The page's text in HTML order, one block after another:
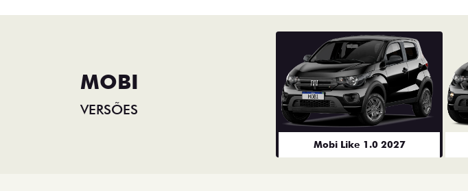
MOBI
VERSÕES
Mobi Like 1.0 2027